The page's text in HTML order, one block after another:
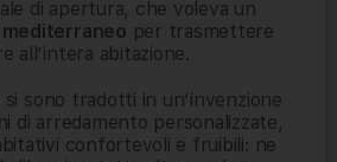
di apertura, che voleva un
per trasmettere
all’intera abitazione.
sono tradotti in un’invenzione
di arredamento personalizzate,
confortevoli e fruibili: ne